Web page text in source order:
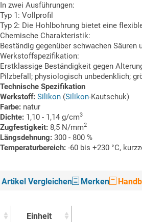
In zwei Ausführungen:
Typ 1: Vollprofil
Typ 2: Die Hohlbohrung bietet eine
Chemische Charakteristik:
Beständig gegenüber schwachen
Werkstoffspezifikation:
Erstklassige Beständigkeit gegen
Pilzbefall; physiologisch unbedenklich;
Technische Spezifikation
Werkstoff: Silikon (Silikon-Kautschuk)
Farbe: natur
Dichte: 1,10 - 1,14 g/cm3
Zugfestigkeit: 8,5 N/mm2
Längsdehnung: 300 - 800 %
Temperaturbereich: -60 bis +230 °C,
Artikel Vergleichen Merken
Einheit